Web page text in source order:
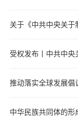
丁薛祥出席会议
入列授旗仪式并登舰
关于《中共中央关
十五个五年规划的建
受权发布丨中共中央
展第十五个五年规划
推动落实全球发展倡
明倡议、全球治理倡
中华民族共同体的